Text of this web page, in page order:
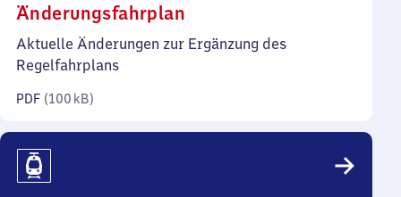
Änderungsfahrplan
100
Aktuelle Änderungen zur Ergänzung des
Regelfahrplans
PDF (100 kB)